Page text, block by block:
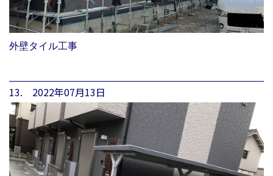
外壁タイル工事
13. 2022年07月13日